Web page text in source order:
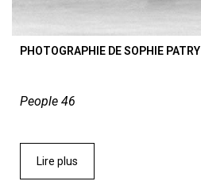
PHOTOGRAPHIE DE SOPHIE PATRY
People 46
Lire plus